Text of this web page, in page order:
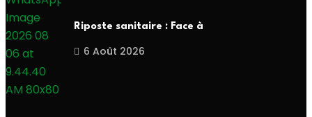
Riposte sanitaire : Face à
6 Août 2026